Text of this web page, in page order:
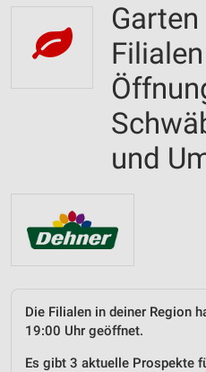
und
Die Filialen in deiner Region
19:00 Uhr geöffnet.
Es gibt 3 aktuelle Prospekte